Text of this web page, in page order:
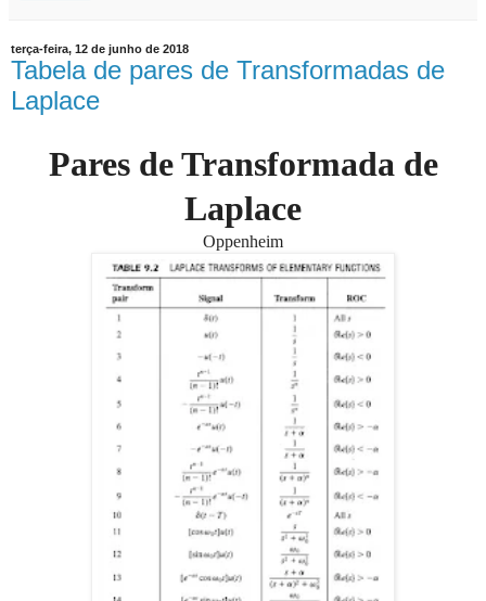
terça-feira, 12 de junho de 2018
Tabela de pares de Transformadas de
Laplace
Pares de Transformada de
Laplace
Oppenheim